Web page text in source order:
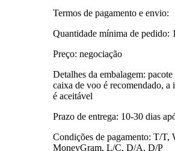
Termos de pagamento e envio:
Quantidade mínima de pedido:
Preço: negociação
Detalhes da embalagem:
caixa de voo é recomendado, a
é aceitável
Prazo de entrega: 10-30 dias
Condições de pagamento: T/T,
MoneyGram, L/C, D/A, D/P